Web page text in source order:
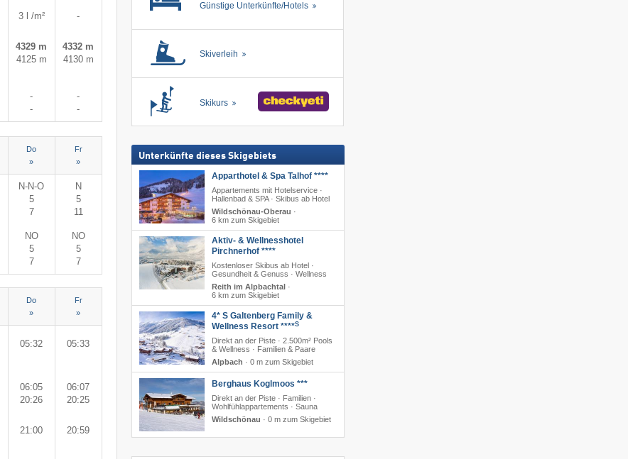
3 l /m² -
4329 m
4125 m
4332 m
4130 m
-
-
-
-
Do
»
Fr
»
N-N-O
5
7
N
5
11
NO
5
7
NO
5
7
Do
»
Fr
»
05:32 05:33
06:05
20:26
06:07
20:25
21:00 20:59
Günstige Unterkünfte/Hotels
Skiverleih
Skikurs
Unterkünfte dieses Skigebiets
Apparthotel & Spa Talhof ****
Appartements mit Hotelservice ·
Hallenbad & SPA · Skibus ab Hotel
Wildschönau-Oberau ·
6 km zum Skigebiet
Aktiv- & Wellnesshotel
Pirchnerhof ****
Kostenloser Skibus ab Hotel ·
Gesundheit & Genuss · Wellness
Reith im Alpbachtal ·
6 km zum Skigebiet
4* S Galtenberg Family &
Wellness Resort ****S
Direkt an der Piste · 2.500m² Pools
& Wellness · Familien & Paare
Alpbach · 0 m zum Skigebiet
Berghaus Koglmoos ***
Direkt an der Piste · Familien ·
Wohlfühlappartements · Sauna
Wildschönau · 0 m zum Skigebiet